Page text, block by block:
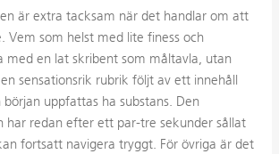
är extra tacksam när det handlar om att
Vem som helst med lite finess och
med en lat skribent som måltavla, utan
sensationsrik rubrik följt av ett innehåll
uppfattas ha substans. Den
har redan efter ett par-tre sekunder sållat
fortsatt navigera tryggt. För övriga är det